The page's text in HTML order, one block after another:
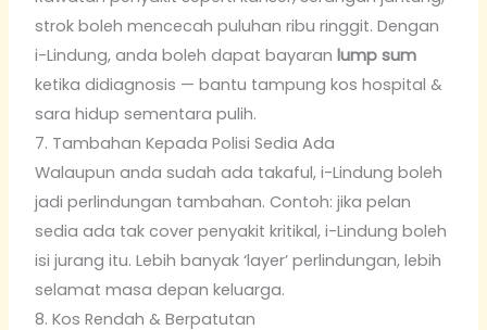
strok boleh mencecah puluhan ribu ringgit. Dengan
i-Lindung, anda boleh dapat bayaranlump sum
ketika didiagnosis — bantu tampung kos hospital &
sara hidup sementara pulih.
7. Tambahan Kepada Polisi Sedia Ada
Walaupun anda sudah ada takaful, i-Lindung boleh
jadi perlindungan tambahan. Contoh: jika pelan
sedia ada tak cover penyakit kritikal, i-Lindung boleh
isi jurang itu. Lebih banyak ‘layer’ perlindungan, lebih
selamat masa depan keluarga.
8. Kos Rendah & Berpatutan